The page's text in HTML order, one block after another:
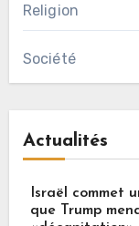
Religion
Société
Actualités
Israël commet
que Trump